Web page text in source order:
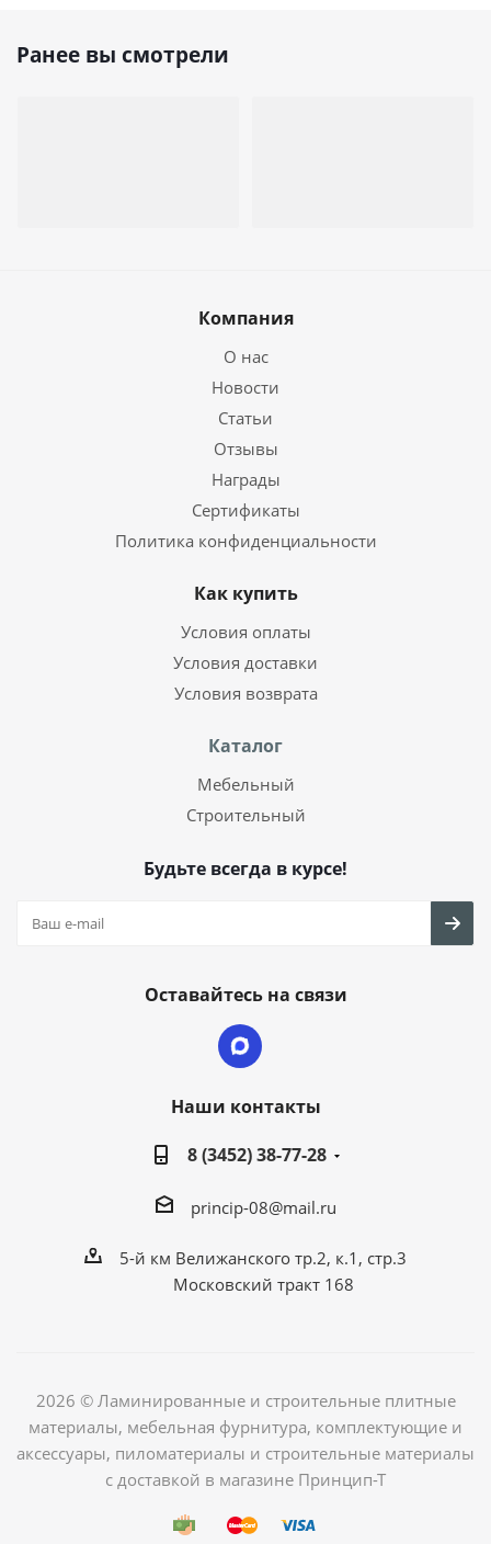
Ранее вы смотрели
Компания
О нас
Новости
Статьи
Отзывы
Награды
Сертификаты
Политика конфиденциальности
Как купить
Условия оплаты
Условия доставки
Условия возврата
Каталог
Мебельный
Строительный
Будьте всегда в курсе!
Оставайтесь на связи
Наши контакты
8 (3452) 38-77-28
princip-08@mail.ru
5-й км Велижанского тр.2, к.1, стр.3
Московский тракт 168
2026 © Ламинированные и строительные плитные
материалы, мебельная фурнитура, комплектующие и
аксессуары, пиломатериалы и строительные материалы
с доставкой в магазине Принцип-Т